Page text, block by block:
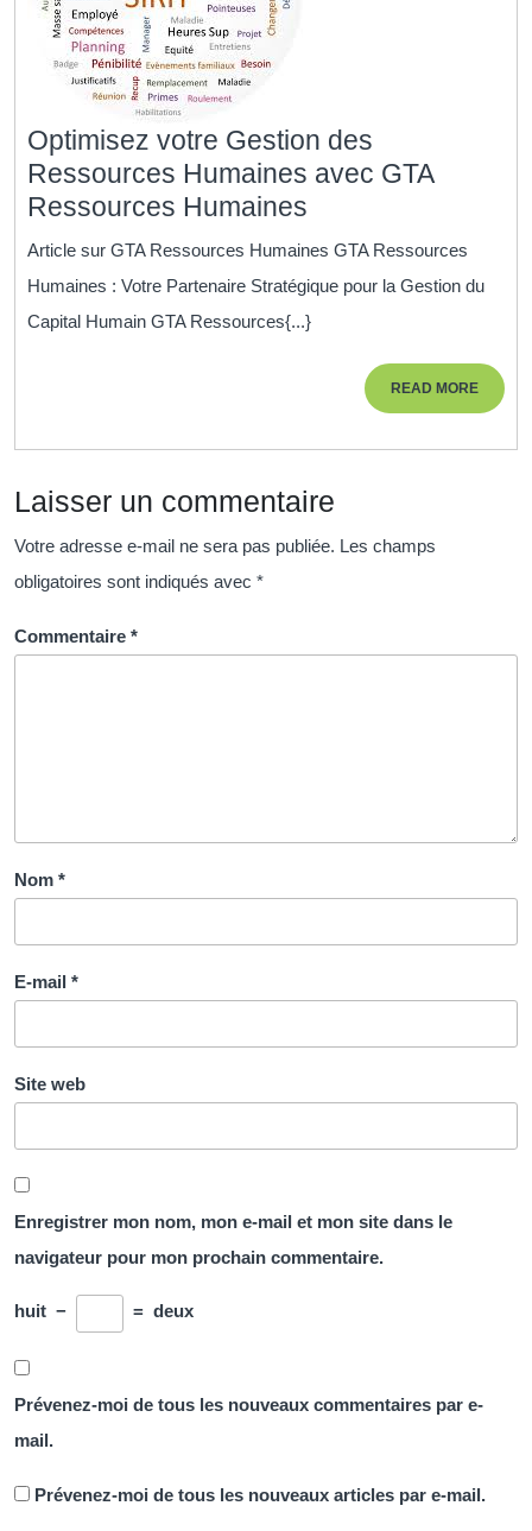
Optimisez votre Gestion des
Ressources Humaines avec GTA
Ressources Humaines
votre
Gestion
des
Ressources
Humaines
avec
Humaines
Article sur GTA Ressources Humaines GTA Ressources
Humaines : Votre Partenaire Stratégique pour la Gestion du
Capital Humain GTA Ressources{...}
READ MOREREAD
MORE
Laisser un commentaire
Votre adresse e-mail ne sera pas publiée. Les champs
obligatoires sont indiqués avec *
Commentaire *
Nom *
E-mail *
Site web
Enregistrer mon nom, mon e-mail et mon site dans le
navigateur pour mon prochain commentaire.
huit − = deux
Prévenez-moi de tous les nouveaux commentaires par e-
mail.
Prévenez-moi de tous les nouveaux articles par e-mail.